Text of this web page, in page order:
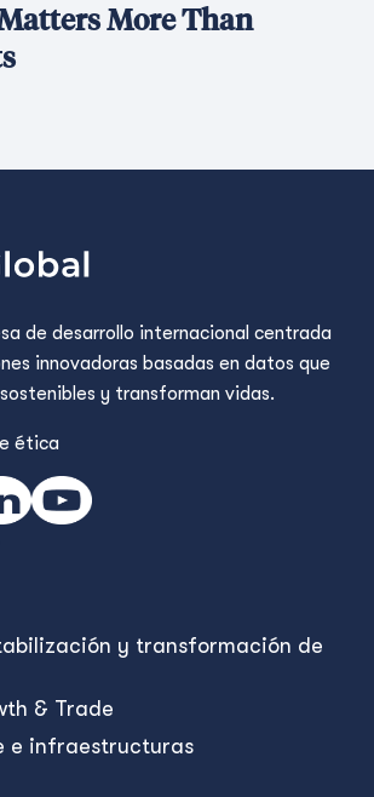
More Than
de desarrollo internacional centrada
innovadoras basadas en datos que
y transforman vidas.
ética
y transformación de
& Trade
e infraestructuras